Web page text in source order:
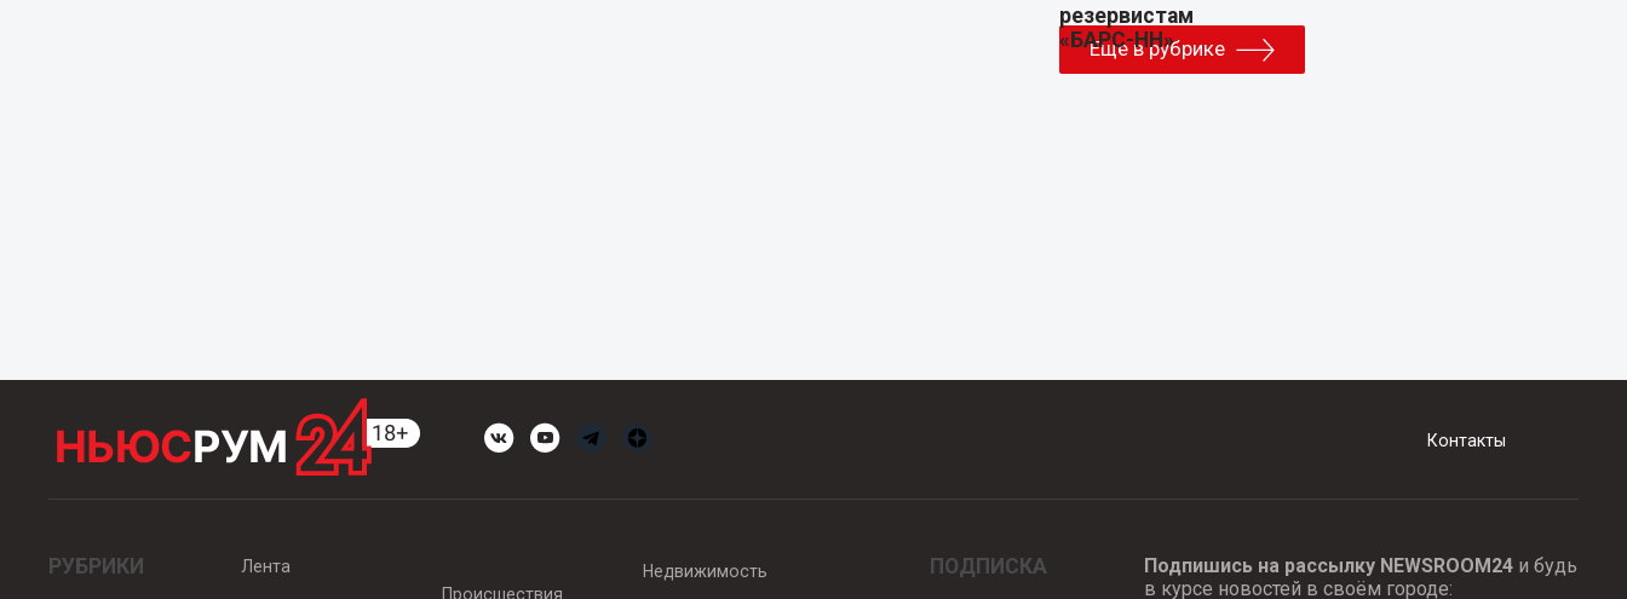
Еще в рубрике
Контакты
РУБРИКИ
Лента
Происшествия
Недвижимость ПОДПИСКА Подпишись на рассылку NEWSROOM24и будь
в курсе новостей в своём городе: